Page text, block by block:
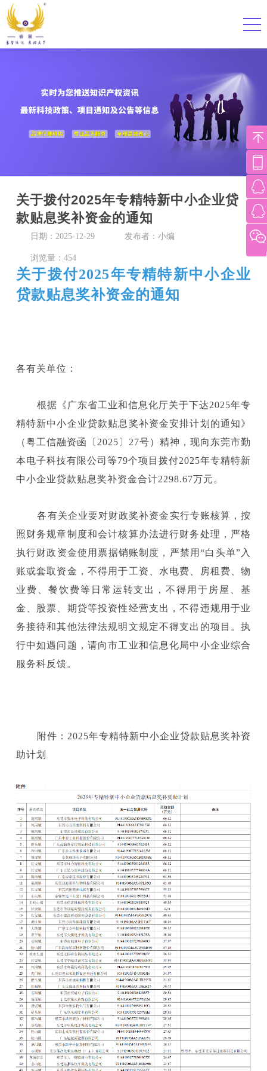
关于拨付2025年专精特新中小企业贷
款贴息奖补资金的通知
日期：2025-12-29 发布者：小编
浏览量：454
关于拨付2025年专精特新中小企业
贷款贴息奖补资金的通知
各有关单位：
根据《广东省工业和信息化厅关于下达2025年专
精特新中小企业贷款贴息奖补资金安排计划的通知》
（粤工信融资函〔2025〕27号）精神，现向东莞市勤
本电子科技有限公司等79个项目拨付2025年专精特新
中小企业贷款贴息奖补资金合计2298.67万元。
各有关企业要对财政奖补资金实行专账核算，按
照财务规章制度和会计核算办法进行财务处理，严格
执行财政资金使用票据销账制度，严禁用“白头单”入
账或套取资金，不得用于工资、水电费、房租费、物
业费、餐饮费等日常运转支出，不得用于房屋、基
金、股票、期贷等投资性经营支出，不得违规用于业
务接待和其他法律法规明文规定不得支出的项目。执
行中如遇问题，请向市工业和信息化局中小企业综合
服务科反馈。
附件：2025年专精特新中小企业贷款贴息奖补资
助计划